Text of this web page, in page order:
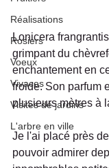
Réalisations
Rosiers
Voeux
Vivaces
Visites de jardins
L'arbre en ville
Lonicera
grimpant du
enchantement en
froide. Son parfum
plusieurs mètres à
Je l'ai placé près
pouvoir admirer